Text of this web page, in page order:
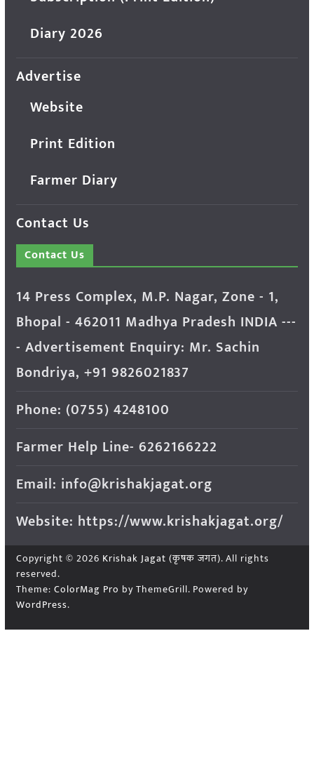
Diary 2026
Advertise
Website
Print Edition
Farmer Diary
Contact Us
Contact Us
14 Press Complex, M.P. Nagar, Zone - 1,
Bhopal - 462011 Madhya Pradesh INDIA ---
- Advertisement Enquiry: Mr. Sachin
Bondriya, +91 9826021837
Phone: (0755) 4248100
Farmer Help Line- 6262166222
Email: info@krishakjagat.org
Website: https://www.krishakjagat.org/
Copyright © 2026 Krishak Jagat (कृषक जगत). All rights
reserved.
Theme: ColorMag Pro by ThemeGrill. Powered by
WordPress.